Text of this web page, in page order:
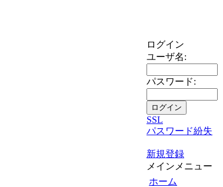
ログイン
ユーザ名:
パスワード:
SSL
パスワード紛失
新規登録
メインメニュー
ホーム